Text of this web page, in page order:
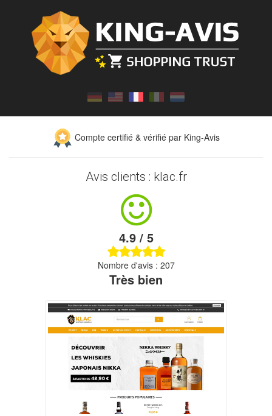
Compte certifié & vérifié par King-Avis
Avis clients : klac.fr
4.9 / 5
Nombre d'avis : 207
Très bien